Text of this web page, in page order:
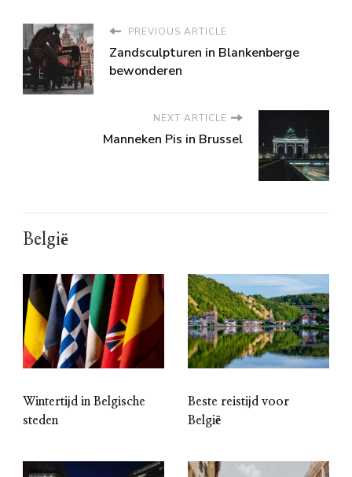
PREVIOUS ARTICLE
Zandsculpturen in Blankenberge
bewonderen
NEXT ARTICLE
Manneken Pis in Brussel
België
Wintertijd in Belgische
steden
Beste reistijd voor
België